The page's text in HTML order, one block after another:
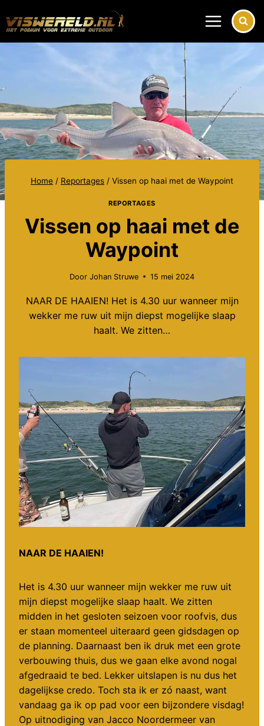
naar
Home / Reportages / Vissen op haai met de Waypoint
REPORTAGES
Vissen op haai met de
Waypoint
Door Johan Struwe 15 mei 2024
NAAR DE HAAIEN! Het is 4.30 uur wanneer mijn
wekker me ruw uit mijn diepst mogelijke slaap
haalt. We zitten…
NAAR DE HAAIEN!
Het is 4.30 uur wanneer mijn wekker me ruw uit
mijn diepst mogelijke slaap haalt. We zitten
midden in het gesloten seizoen voor roofvis, dus
er staan momenteel uiteraard geen gidsdagen op
de planning. Daarnaast ben ik druk met een grote
verbouwing thuis, dus we gaan elke avond nogal
afgedraaid te bed. Lekker uitslapen is nu dus het
dagelijkse credo. Toch sta ik er zó naast, want
vandaag ga ik op pad voor een bijzondere visdag!
Op uitnodiging van Jacco Noordermeer van